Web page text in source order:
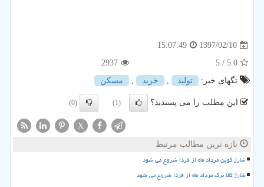
1397/02/10
15:07:49
5.0
/ 5
2937
تگهای خبر:
تولید , خرید , مسكن
این مطلب را می پسندید؟ (1)
(0)
X
تازه ترین مطالب مرتبط
شارژ کوپن مرداد ماه از فردا شروع می شود
شارژ کالا برگ مرداد ماه از فردا شروع می شود